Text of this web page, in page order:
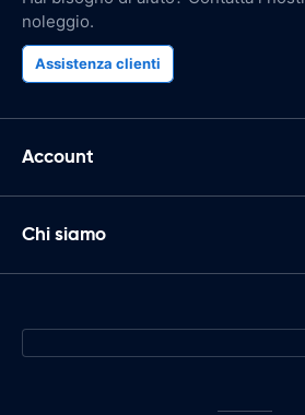
noleggio.
Assistenza clienti
Account
Chi siamo